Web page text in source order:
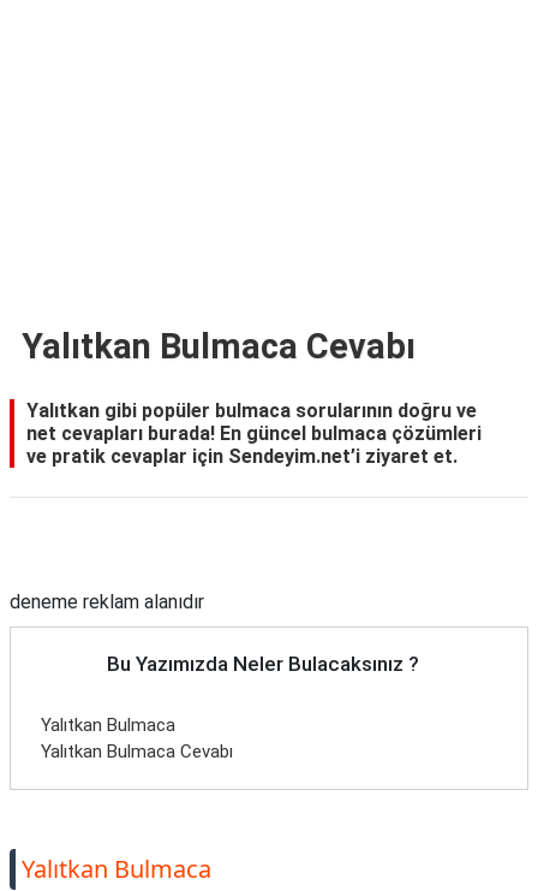
Yalıtkan Bulmaca Cevabı
Yalıtkan gibi popüler bulmaca sorularının doğru ve
net cevapları burada! En güncel bulmaca çözümleri
ve pratik cevaplar için Sendeyim.net’i ziyaret et.
deneme reklam alanıdır
Bu Yazımızda Neler Bulacaksınız ?
Yalıtkan Bulmaca
Yalıtkan Bulmaca Cevabı
Yalıtkan Bulmaca